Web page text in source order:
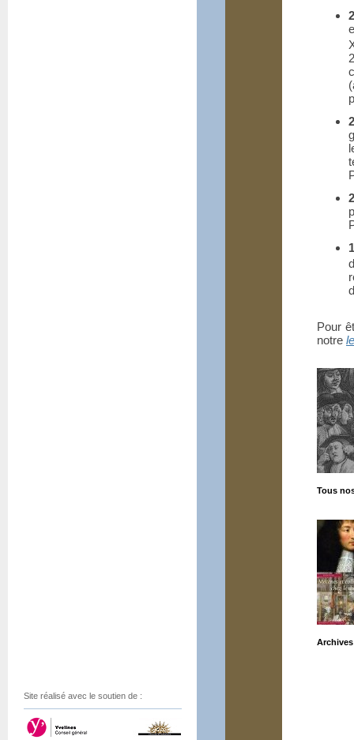
Pour
notre
Tous
Archives
Site réalisé avec le soutien de :